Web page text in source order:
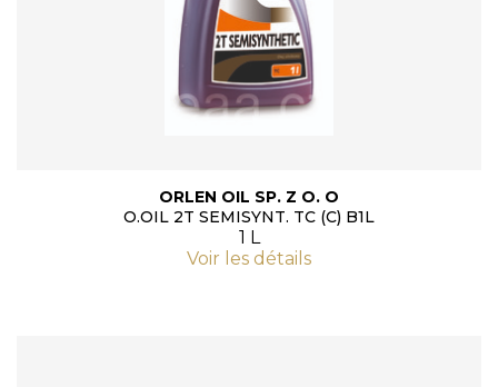
ORLEN OIL SP. Z O. O
O.OIL 2T SEMISYNT. TC (C) B1L
1 L
Voir les détails